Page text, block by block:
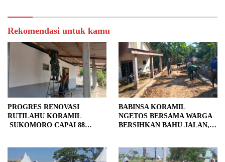
Rekomendasi untuk kamu
PROGRES RENOVASI
RUTILAHU KORAMIL
SUKOMORO CAPAI 88
BABINSA KORAMIL
NGETOS BERSAMA WARGA
BERSIHKAN BAHU JALAN,